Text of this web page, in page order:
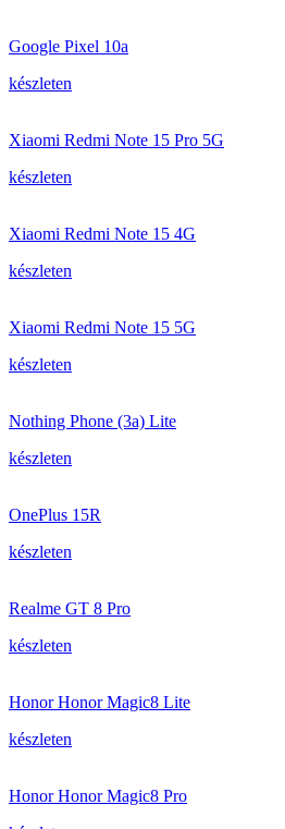
Google Pixel 10a
készleten
Xiaomi Redmi Note 15 Pro 5G
készleten
Xiaomi Redmi Note 15 4G
készleten
Xiaomi Redmi Note 15 5G
készleten
Nothing Phone (3a) Lite
készleten
OnePlus 15R
készleten
Realme GT 8 Pro
készleten
Honor Honor Magic8 Lite
készleten
Honor Honor Magic8 Pro